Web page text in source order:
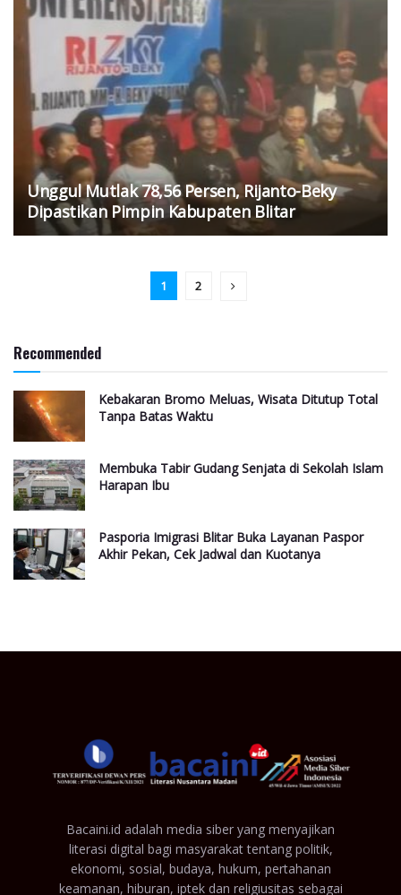
Unggul Mutlak 78,56 Persen, Rijanto-Beky
Dipastikan Pimpin Kabupaten Blitar
1 2
Recommended
Kebakaran Bromo Meluas, Wisata Ditutup Total
Tanpa Batas Waktu
Membuka Tabir Gudang Senjata di Sekolah Islam
Harapan Ibu
Pasporia Imigrasi Blitar Buka Layanan Paspor
Akhir Pekan, Cek Jadwal dan Kuotanya
Bacaini.id adalah media siber yang menyajikan
literasi digital bagi masyarakat tentang politik,
ekonomi, sosial, budaya, hukum, pertahanan
keamanan, hiburan, iptek dan religiusitas sebagai